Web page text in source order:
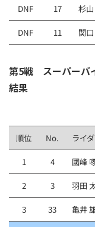
DNF 17 杉
DNF 11 関
第5戦 スーパーバ
結果
順位 No. ライ
1 4 國峰
2 3 羽田
3 33 亀井